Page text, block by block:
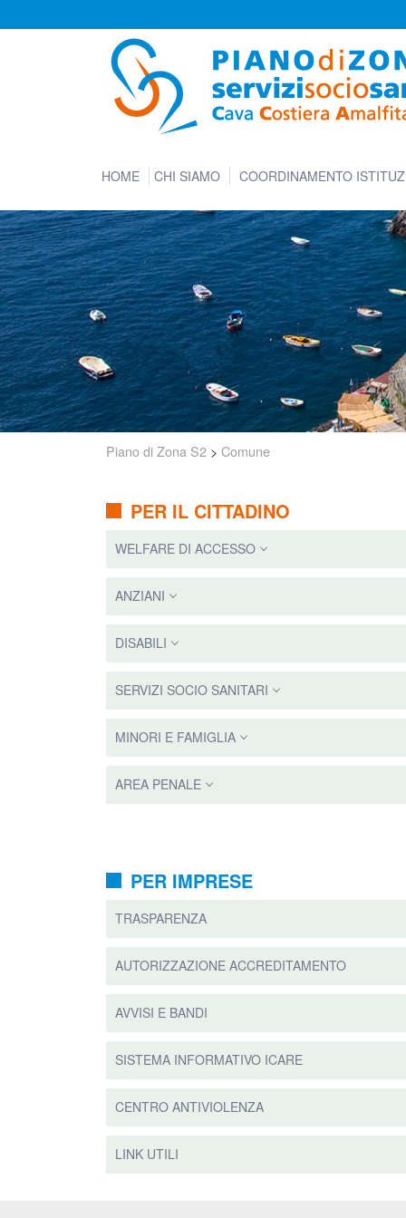
HOME CHI SIAMO COORDINAMENTO
Piano di Zona S2 > Comune
PER IL CITTADINO
WELFARE DI ACCESSO
ANZIANI
DISABILI
SERVIZI SOCIO SANITARI
MINORI E FAMIGLIA
AREA PENALE
PER IMPRESE
TRASPARENZA
AUTORIZZAZIONE ACCREDITAMENTO
AVVISI E BANDI
SISTEMA INFORMATIVO ICARE
CENTRO ANTIVIOLENZA
LINK UTILI